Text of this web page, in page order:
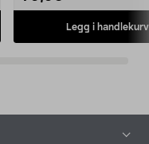
Legg i handlekurv